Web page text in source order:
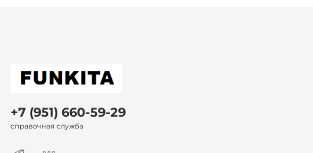
+7 (951) 660-59-29
справочная служба